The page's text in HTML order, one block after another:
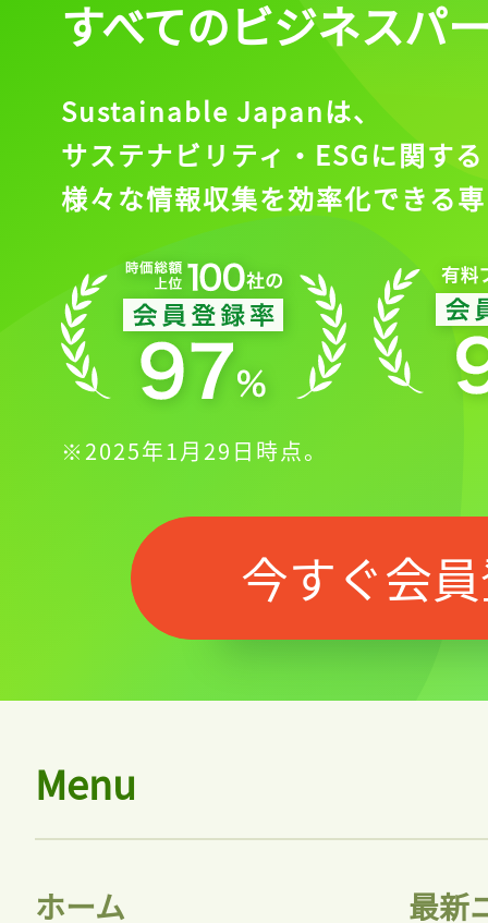
すべてのビジネスパ
Sustainable Japanは、
サステナビリティ・ESGに関する
様々な情報収集を効率化できる
※2025年1月29日時点。
今すぐ会
Menu
ホーム 最新